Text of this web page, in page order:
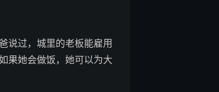
过，城里的老板能雇用
果她会做饭，她可以为大